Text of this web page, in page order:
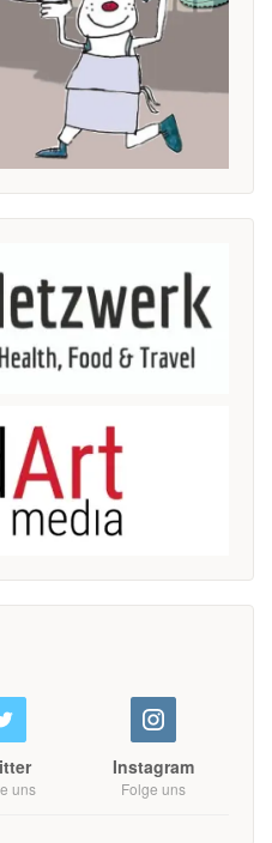
uns
Instagram
Folge uns